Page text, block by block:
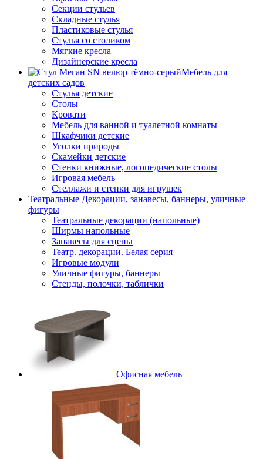
Секции стульев
Складные стулья
Пластиковые стулья
Стулья со столиком
Мягкие кресла
Дизайнерские кресла
Мебель для
детских садов
Стулья детские
Столы
Кровати
Мебель для ванной и туалетной комнаты
Шкафчики детские
Уголки природы
Скамейки детские
Стенки книжные, логопедические столы
Игровая мебель
Стеллажи и стенки для игрушек
Театральные Декорации, занавесы, баннеры, уличные
фигуры
Театральные декорации (напольные)
Ширмы напольные
Занавесы для сцены
Театр. декорации. Белая серия
Игровые модули
Уличные фигуры, баннеры
Стенды, полочки, таблички
Офисная мебель